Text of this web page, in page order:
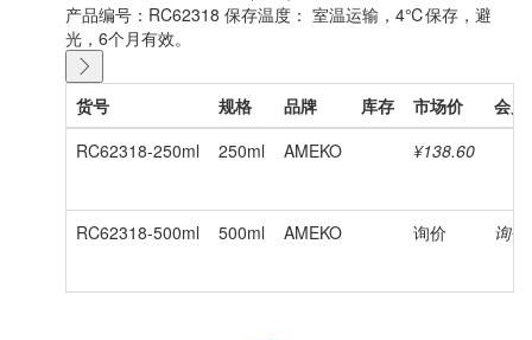
产品编号：RC62318 保存温度： 室温运输，4℃保存，避
光，6个月有效。
货号 规格 品牌 库存 市场价
会员
RC62318-250ml
250ml AMEKO ¥138.60
RC62318-500ml 500ml AMEKO 询价 询价